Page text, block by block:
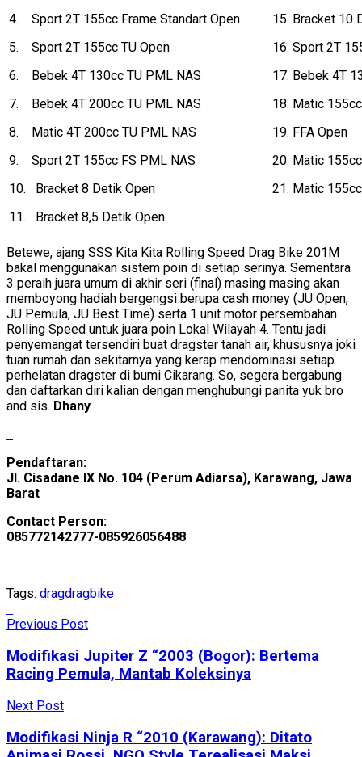
4. Sport 2T 155cc Frame Standart Open
15. Bracket 10
5. Sport 2T 155cc TU Open
16. Sport 2T
6. Bebek 4T 130cc TU PML NAS
17. Bebek 4T
7. Bebek 4T 200cc TU PML NAS
18. Matic
8. Matic 4T 200cc TU PML NAS
19. FFA Open
9. Sport 2T 155cc FS PML NAS
20. Matic
10. Bracket 8 Detik Open
21. Matic
11. Bracket 8,5 Detik Open
Betewe, ajang SSS Kita Kita Rolling Speed Drag Bike 201M
bakal menggunakan sistem poin di setiap serinya. Sementara
3 peraih juara umum di akhir seri (final) masing masing akan
memboyong hadiah bergengsi berupa cash money (JU Open,
JU Pemula, JU Best Time) serta 1 unit motor persembahan
Rolling Speed untuk juara poin Lokal Wilayah 4. Tentu jadi
penyemangat tersendiri buat dragster tanah air, khususnya joki
tuan rumah dan sekitarnya yang kerap mendominasi setiap
perhelatan dragster di bumi Cikarang. So, segera bergabung
dan daftarkan diri kalian dengan menghubungi panita yuk bro
and sis. Dhany
Pendaftaran:
Jl. Cisadane IX No. 104 (Perum Adiarsa), Karawang, Jawa
Barat
Contact Person:
085772142777-085926056488
Tags: dragdragbike
Previous Post
Modifikasi Jupiter Z “2003 (Bogor): Bertema
Racing Pemula, Mantab Koleksinya
Next Post
Modifikasi Ninja R “2010 (Karawang): Ditato